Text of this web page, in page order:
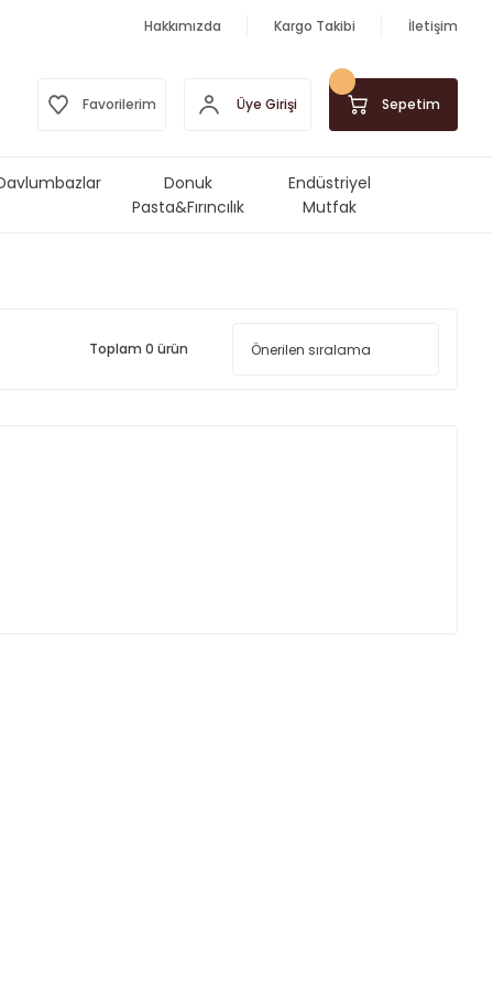
Hakkımızda Kargo Takibi İletişim
Favorilerim Üye Girişi Sepetim
Donuk
Pasta&Fırıncılık
Endüstriyel
Mutfak
Toplam 0 ürün